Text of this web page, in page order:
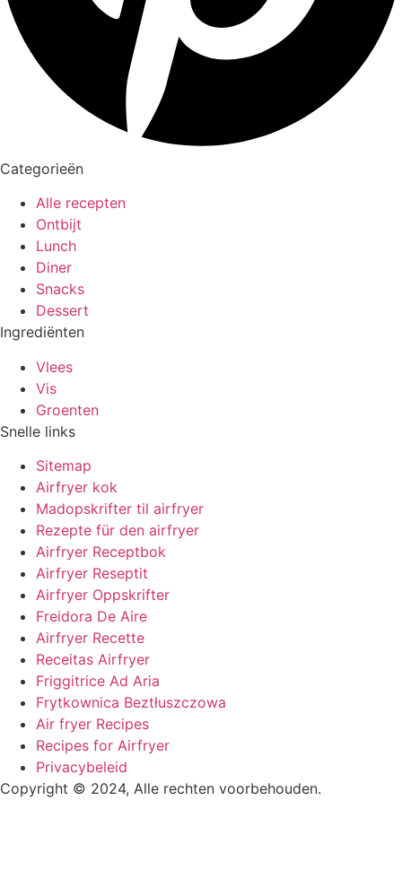
Categorieën
Alle recepten
Ontbijt
Lunch
Diner
Snacks
Dessert
Ingrediënten
Vlees
Vis
Groenten
Snelle links
Sitemap
Airfryer kok
Madopskrifter til airfryer
Rezepte für den airfryer
Airfryer Receptbok
Airfryer Reseptit
Airfryer Oppskrifter
Freidora De Aire
Airfryer Recette
Receitas Airfryer
Friggitrice Ad Aria
Frytkownica Beztłuszczowa
Air fryer Recipes
Recipes for Airfryer
Privacybeleid
Copyright © 2024, Alle rechten voorbehouden.